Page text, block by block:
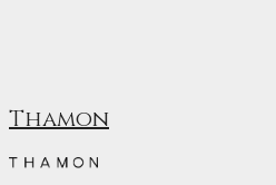
Thamon